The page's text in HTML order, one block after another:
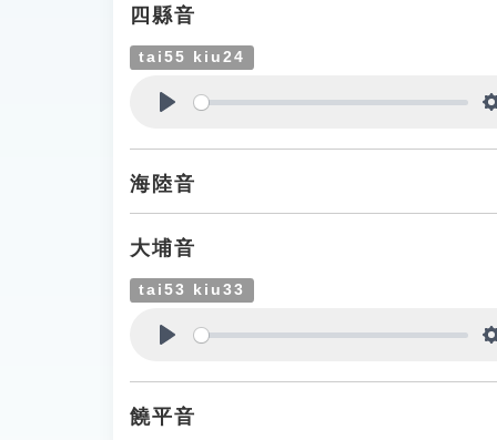
四縣音
tai55 kiu24
海陸音
大埔音
tai53 kiu33
饒平音